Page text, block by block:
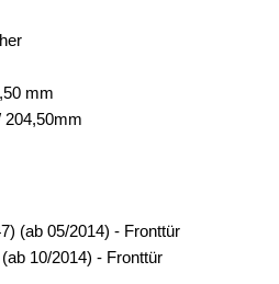
mm
204,50mm
(ab 05/2014) - Fronttür
10/2014) - Fronttür